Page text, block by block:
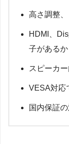
高さ調整
HDMI、
子があるか
スピーカ
VESA対応
国内保証